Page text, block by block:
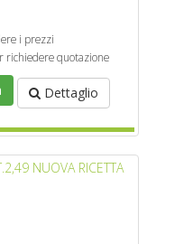
i prezzi
richiedere quotazione
Dettaglio